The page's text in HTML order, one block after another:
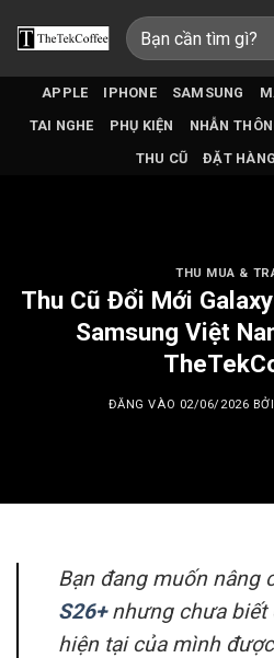
qua
Tìm
kiếm:
APPLE IPHONE SAMSUNG
TAI NGHE
PHỤ KIỆN NHẪN
THU CŨ
ĐẶT HÀNG
THU MUA &
Thu Cũ Đổi Mới
Samsung Việt
ĐĂNG VÀO 02/06/2026
Bạn đang muốn nâng
S26+nhưng chưa biết
hiện tại của mình